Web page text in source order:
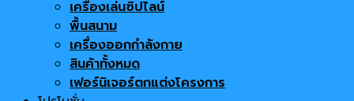
เครื่องเล่นซิปไลน์
พื้นสนาม
เครื่องออกกำลังกาย
สินค้าทั้งหมด
เฟอร์นิเจอร์ตกแต่งโครงการ